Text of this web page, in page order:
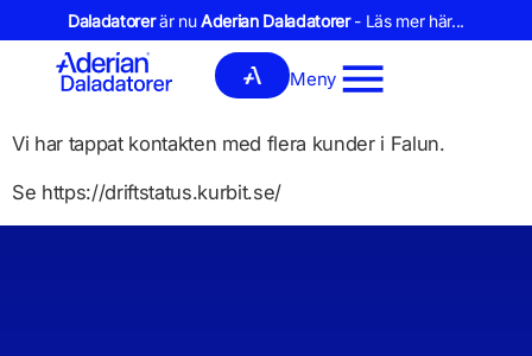
Daladatorerär nuAderian Daladatorer- Läs mer här...
Meny
Vi har tappat kontakten med flera kunder i Falun.
Se https://driftstatus.kurbit.se/